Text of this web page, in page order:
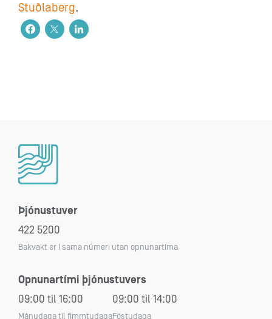
Stuðlaberg.
Þjónustuver
422 5200
Bakvakt er í sama númeri utan opnunartíma
Opnunartími þjónustuvers
09:00 til 16:00
Mánudaga til fimmtudaga
09:00 til 14:00
Föstudaga